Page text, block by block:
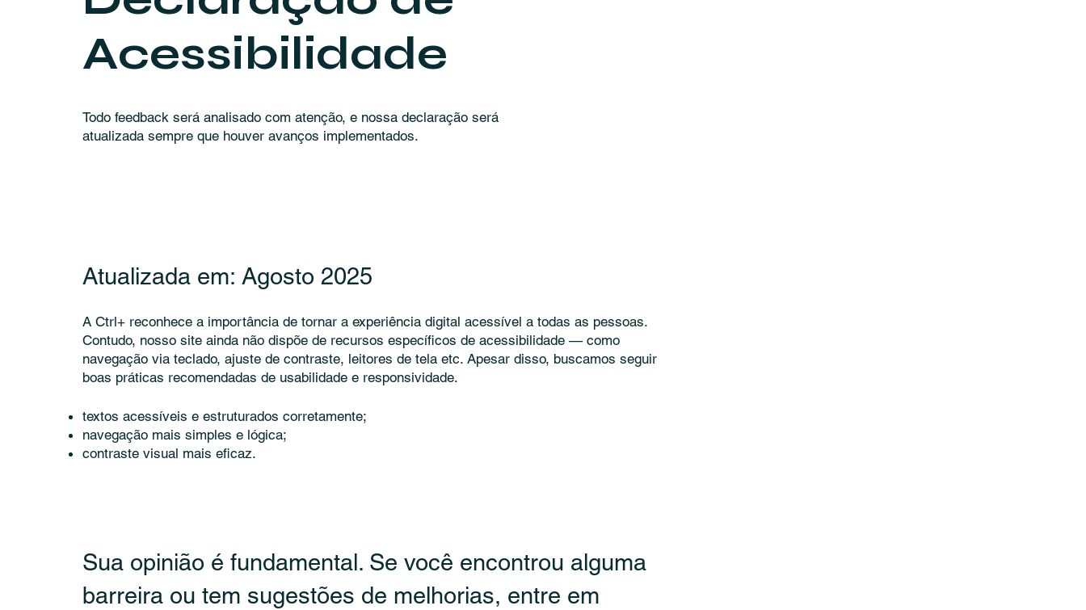
Acessibilidade
Todo feedback será analisado com atenção, e nossa declaração será
atualizada sempre que houver avanços implementados.
Atualizada em: Agosto 2025
A Ctrl+ reconhece a importância de tornar a experiência digital acessível a todas as pessoas.
Contudo, nosso site ainda não dispõe de recursos específicos de acessibilidade — como
navegação via teclado, ajuste de contraste, leitores de tela etc. Apesar disso, buscamos seguir
boas práticas recomendadas de usabilidade e responsividade.
textos acessíveis e estruturados corretamente;
navegação mais simples e lógica;
contraste visual mais eficaz.
Sua opinião é fundamental. Se você encontrou alguma
barreira ou tem sugestões de melhorias, entre em